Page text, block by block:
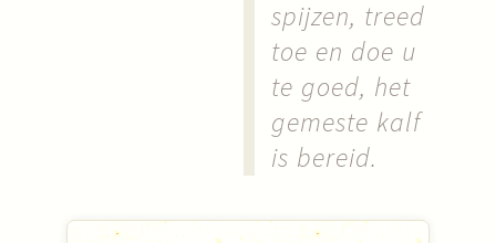
spijzen, treed
toe en doe u
te goed, het
gemeste kalf
is bereid.